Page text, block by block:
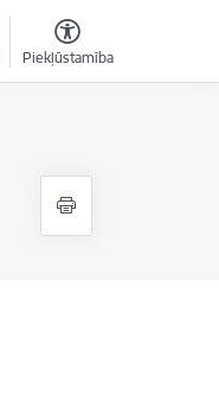
Piekļūstamība